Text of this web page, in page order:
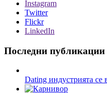
Instagram
Twitter
Flickr
LinkedIn
Последни публикации
Dating индустрията